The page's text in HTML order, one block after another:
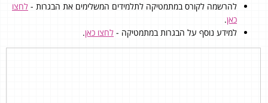
להרשמה לקורס במתמטיקה לתלמידים המשלימים את הבגרות - לחצו
כאן.
למידע נוסף על הבגרות במתמטיקה - לחצו כאן.